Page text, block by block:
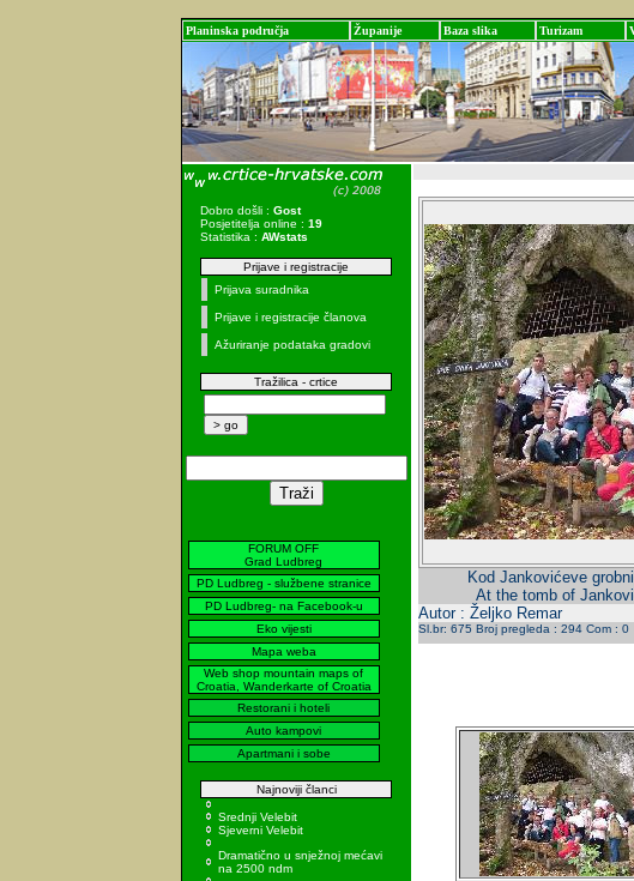
Planinska područja Županije Baza slika Turizam
Dobro došli : Gost
Posjetitelja online : 19
Statistika : AWstats
Prijave i registracije
Prijava suradnika
Prijave i registracije članova
Ažuriranje podataka gradovi
Tražilica - crtice
FORUM OFF
Grad Ludbreg
PD Ludbreg - službene stranice
PD Ludbreg- na Facebook-u
Eko vijesti
Mapa weba
Web shop mountain maps of
Croatia, Wanderkarte of Croatia
Restorani i hoteli
Auto kampovi
Apartmani i sobe
Najnoviji članci
Srednji Velebit
Sjeverni Velebit
Dramatično u snježnoj mećavi
na 2500 ndm
Kod Jankovićeve
At the tomb of
Autor : Željko Remar
Sl.br: 675 Broj pregleda : 294 Com : 0